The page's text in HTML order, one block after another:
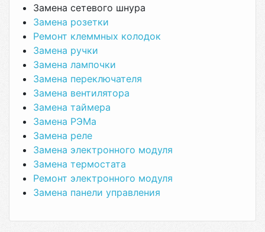
Замена сетевого шнура
Замена розетки
Ремонт клеммных колодок
Замена ручки
Замена лампочки
Замена переключателя
Замена вентилятора
Замена таймера
Замена РЭМа
Замена реле
Замена электронного модуля
Замена термостата
Ремонт электронного модуля
Замена панели управления